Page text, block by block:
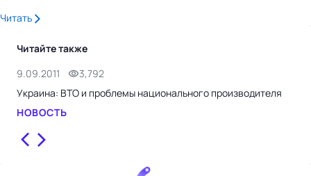
Читать
Читайте также
9.09.2011
3,792
Украина: ВТО и проблемы национального производителя
НОВОСТЬ